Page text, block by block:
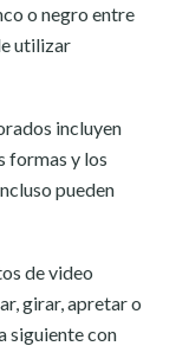
o negro entre
utilizar
incluyen
formas y los
pueden
de video
girar, apretar o
siguiente con